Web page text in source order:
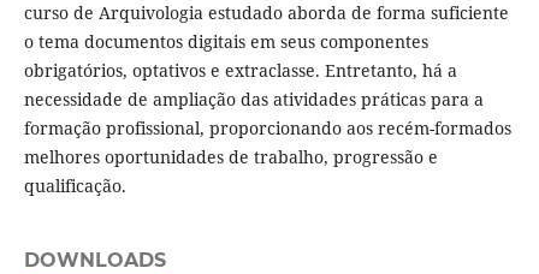
curso de Arquivologia estudado aborda de forma suficiente
o tema documentos digitais em seus componentes
obrigatórios, optativos e extraclasse. Entretanto, há a
necessidade de ampliação das atividades práticas para a
formação profissional, proporcionando aos recém-formados
melhores oportunidades de trabalho, progressão e
qualificação.
DOWNLOADS